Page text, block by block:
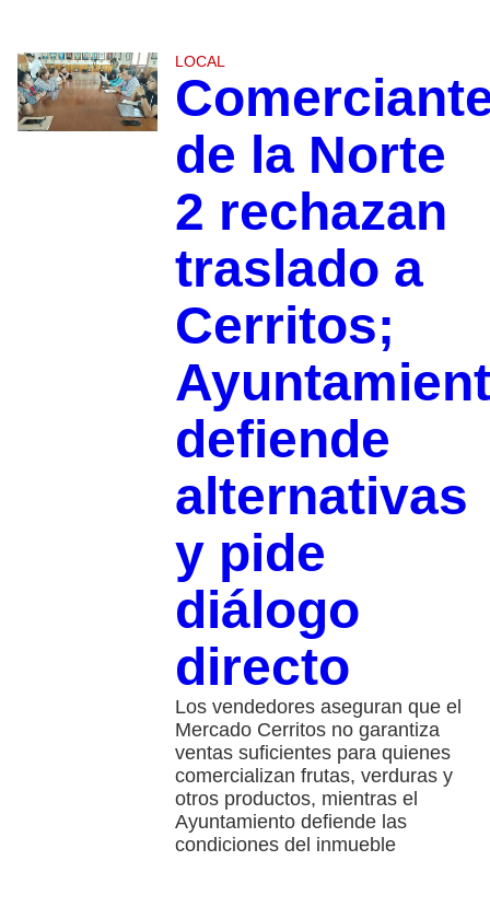
LOCAL
de la Norte
2 rechazan
traslado a
Cerritos;
defiende
alternativas
y pide
diálogo
directo
Los vendedores aseguran que el
Mercado Cerritos no garantiza
ventas suficientes para quienes
comercializan frutas, verduras y
otros productos, mientras el
Ayuntamiento defiende las
condiciones del inmueble